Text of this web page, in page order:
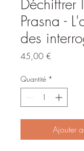
Prasna -
des
45,00 €
Quantité *
Ajouter